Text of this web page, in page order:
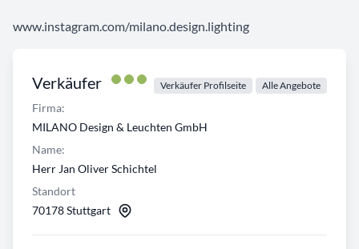
Verkäufer Verkäufer Profilseite Alle Angebote
Firma:
MILANO Design & Leuchten GmbH
Name:
Herr Jan Oliver Schichtel
Standort
70178 Stuttgart
www.instagram.com/milano.design.lighting